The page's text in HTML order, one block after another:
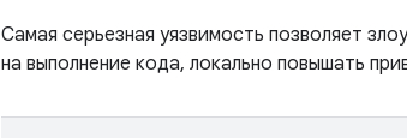
Самая серьезная уязвимость позволяет
на выполнение кода, локально повышать